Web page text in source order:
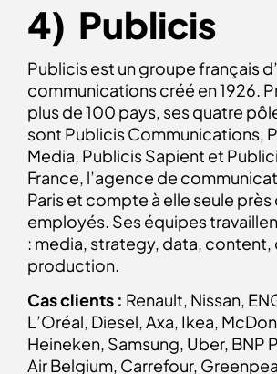
4) Publicis
Publicis est un groupe français
communications créé en 1926.
plus de 100 pays, ses quatre
sont Publicis Communications,
Media, Publicis Sapient et
France, l’agence de
Paris et compte à elle seule
employés. Ses équipes
: media, strategy, data, content,
production.
Cas clients : Renault, Nissan,
L’Oréal, Diesel, Axa, Ikea,
Heineken, Samsung, Uber, BNP
Air Belgium, Carrefour,